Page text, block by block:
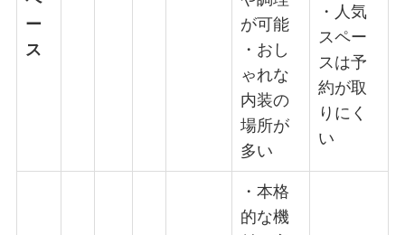
ー
ス
が可能
・おし
ゃれな
内装の
場所が
多い
・人気
スペー
スは予
約が取
りにく
い
・本格
的な機